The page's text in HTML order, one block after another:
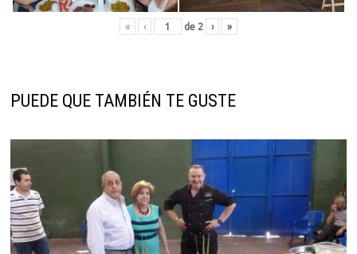
« ‹ de 2 › »
PUEDE QUE TAMBIÉN TE GUSTE